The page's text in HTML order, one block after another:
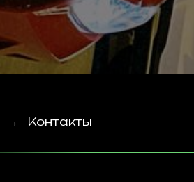
→ Контакты